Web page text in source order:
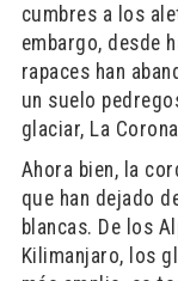
cumbres a los
embargo, desde
rapaces han
un suelo
glaciar, La
Ahora bien, la
que han dejado
blancas. De los
Kilimanjaro, los